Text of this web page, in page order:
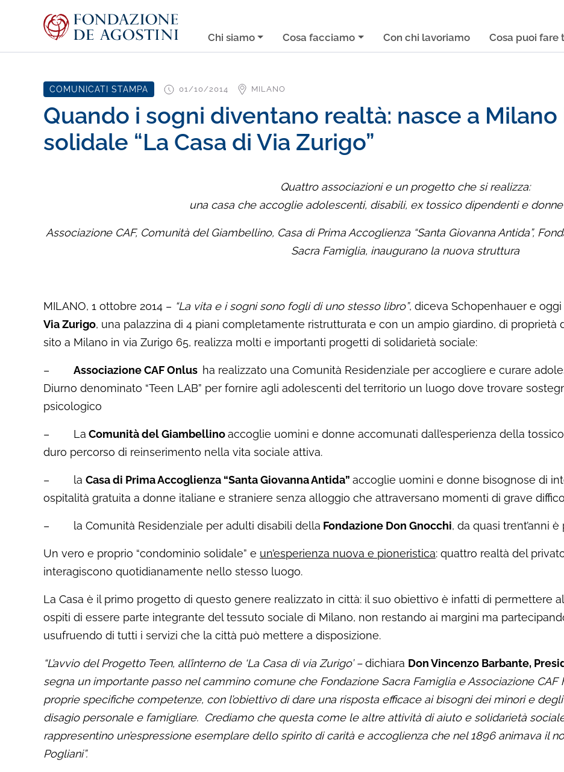
Chi siamo Cosa facciamo Con chi lavoriamo Cosa puoi fare
COMUNICATI STAMPA 01/10/2014 MILANO
Quando i sogni diventano realtà: nasce a
solidale “La Casa di Via Zurigo”
Quattro associazioni e un progetto che si realizza:
una casa che accoglie adolescenti, disabili, ex tossico dipendenti e
Associazione CAF, Comunità del Giambellino, Casa di Prima Accoglienza “Santa Giovanna Antida”,
Sacra Famiglia, inaugurano la nuova struttura
MILANO, 1 ottobre 2014 – “La vita e i sogni sono fogli di uno stesso libro”, diceva Schopenhauer e
Via Zurigo, una palazzina di 4 piani completamente ristrutturata e con un ampio giardino, di proprietà
sito a Milano in via Zurigo 65, realizza molti e importanti progetti di solidarietà sociale:
– Associazione CAF Onlus ha realizzato una Comunità Residenziale per accogliere e curare
Diurno denominato “Teen LAB” per fornire agli adolescenti del territorio un luogo dove trovare
psicologico
– La Comunità del Giambellinoaccoglie uomini e donne accomunati dall’esperienza della
duro percorso di reinserimento nella vita sociale attiva.
– la Casa di Prima Accoglienza “Santa Giovanna Antida” accoglie uomini e donne bisognose di
ospitalità gratuita a donne italiane e straniere senza alloggio che attraversano momenti di grave
– la Comunità Residenziale per adulti disabili della Fondazione Don Gnocchi, da quasi trent’anni
Un vero e proprio “condominio solidale” e un’esperienza nuova e pioneristica: quattro realtà del
interagiscono quotidianamente nello stesso luogo.
La Casa è il primo progetto di questo genere realizzato in città: il suo obiettivo è infatti di permettere
ospiti di essere parte integrante del tessuto sociale di Milano, non restando ai margini ma
usufruendo di tutti i servizi che la città può mettere a disposizione.
“L’avvio del Progetto Teen, all’interno de ‘La Casa di via Zurigo’ –dichiara Don Vincenzo Barbante,
segna un importante passo nel cammino comune che Fondazione Sacra Famiglia e Associazione
proprie specifiche competenze, con l’obiettivo di dare una risposta efficace ai bisogni dei minori e
disagio personale e famigliare. Crediamo che questa come le altre attività di aiuto e solidarietà sociale
rappresentino un’espressione esemplare dello spirito di carità e accoglienza che nel 1896 animava il
Pogliani”.